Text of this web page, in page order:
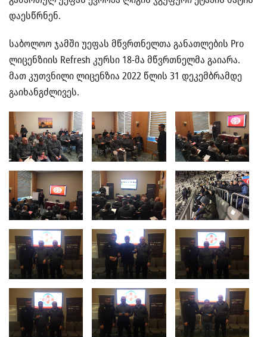
დაესწრნენ.
საბოლოო ჯამში უეფას მწვრთნელთა განათლების Pro
ლიცენზიის Refresh კურსი 18-მა მწვრთნელმა გაიარა.
მათ კუთვნილი ლიცენზია 2022 წლის 31 დეკემბრამდე
გაიხანგძლივეს.